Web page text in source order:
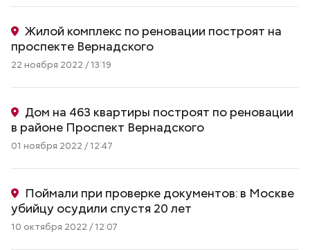
Жилой комплекс по реновации построят на
проспекте Вернадского
22 ноября 2022 / 13:19
Дом на 463 квартиры построят по реновации
в районе Проспект Вернадского
01 ноября 2022 / 12:47
Поймали при проверке документов: в Москве
убийцу осудили спустя 20 лет
10 октября 2022 / 12:07